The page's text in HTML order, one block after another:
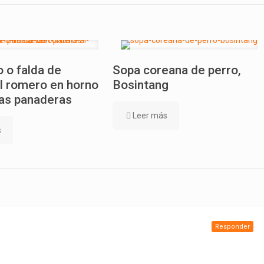
o falda de
romero en horno
panaderas
Sopa coreana de perro,
Bosintang
Leer más
Responder